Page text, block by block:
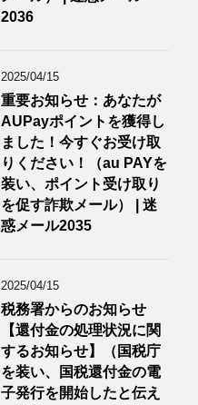
2036
2025/04/15
重要お知らせ：あなたが
AUPayポイントを獲得し
ました！今すぐお受け取
りください！（au PAYを
装い、ポイント受け取り
を促す詐欺メール） | 迷
惑メール2035
2025/04/15
税務署からのお知らせ
【還付金の処理状況に関
するお知らせ】（国税庁
を装い、国税還付金の電
子発行を開始したと伝え